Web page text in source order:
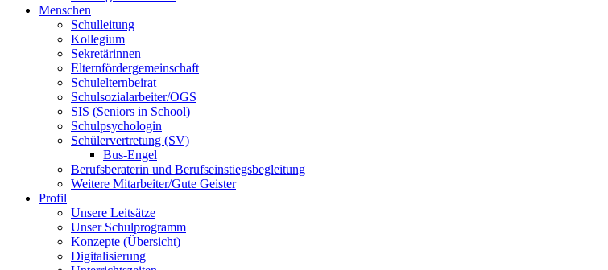
Menschen
Schulleitung
Kollegium
Sekretärinnen
Elternfördergemeinschaft
Schulelternbeirat
Schulsozialarbeiter/OGS
SIS (Seniors in School)
Schulpsychologin
Schülervertretung (SV)
Bus-Engel
Berufsberaterin und Berufseinstiegsbegleitung
Weitere Mitarbeiter/Gute Geister
Profil
Unsere Leitsätze
Unser Schulprogramm
Konzepte (Übersicht)
Digitalisierung